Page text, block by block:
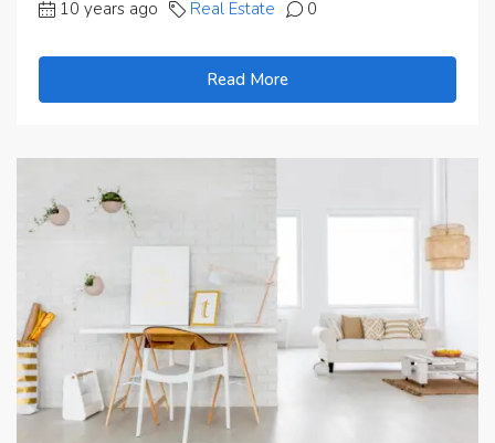
10 years ago Real Estate 0
Read More